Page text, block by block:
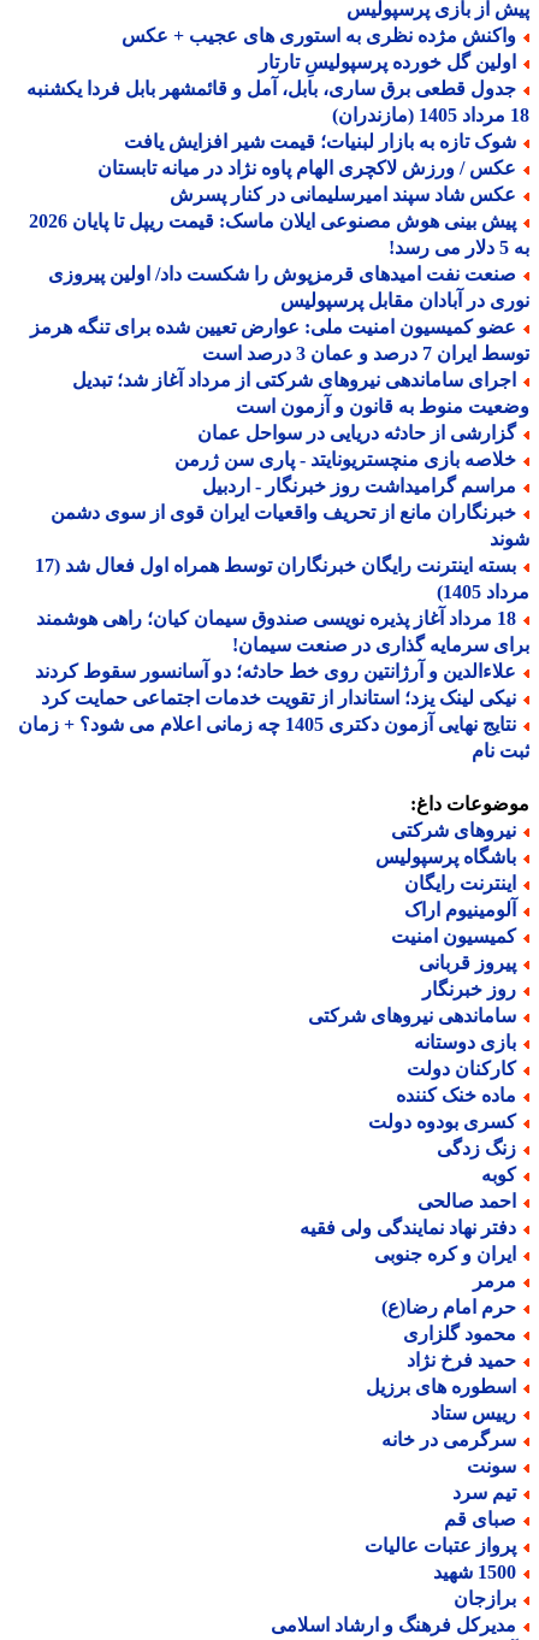
از بازی پرسپولیس
مژده نظری به استوری های عجیب + عکس
گل خورده پرسپولیسِ تارتار
قطعی برق ساری، بابل، آمل و قائمشهر بابل فردا یکشنبه
تازه به بازار لبنیات؛ قیمت شیر افزایش یافت
/ ورزش لاکچری الهام پاوه نژاد در میانه تابستان
شاد سپند امیرسلیمانی در کنار پسرش
پیش بینی هوش مصنوعی ایلان ماسک: قیمت ریپل تا پایان 2026
نفت امیدهای قرمزپوش را شکست داد/ اولین پیروزی
در آبادان مقابل پرسپولیس
کمیسیون امنیت ملی: عوارض تعیین شده برای تنگه هرمز
7 درصد و عمان 3 درصد است
ساماندهی نیروهای شرکتی از مرداد آغاز شد؛ تبدیل
منوط به قانون و آزمون است
از حادثه دریایی در سواحل عمان
بازی منچستریونایتد - پاری سن ژرمن
گرامیداشت روز خبرنگار - اردبیل
مانع از تحریف واقعیات ایران قوی از سوی دشمن
بسته اینترنت رایگان خبرنگاران توسط همراه اول فعال شد (17
1405)
18 مرداد آغاز پذیره نویسی صندوق سیمان کیان؛ راهی هوشمند
سرمایه گذاری در صنعت سیمان!
و آرژانتین روی خط حادثه؛ دو آسانسور سقوط کردند
لینک یزد؛ استاندار از تقویت خدمات اجتماعی حمایت کرد
نتایج نهایی آزمون دکتری 1405 چه زمانی اعلام می شود؟ + زمان
نام
داغ:
شرکتی
پرسپولیس
رایگان
اراک
امنیت
قربانی
خبرنگار
نیروهای شرکتی
دوستانه
دولت
خنک کننده
بودوه دولت
زدگی
صالحی
نهاد نمایندگی ولی فقیه
و کره جنوبی
امام رضا(ع)
گلزاری
فرخ نژاد
های برزیل
ستاد
در خانه
سرد
قم
عتبات عالیات
شهید
فرهنگ و ارشاد اسلامی